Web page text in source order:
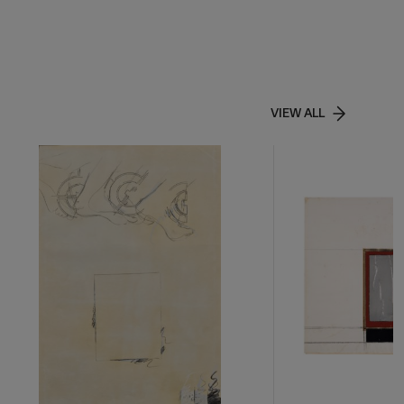
VIEW ALL